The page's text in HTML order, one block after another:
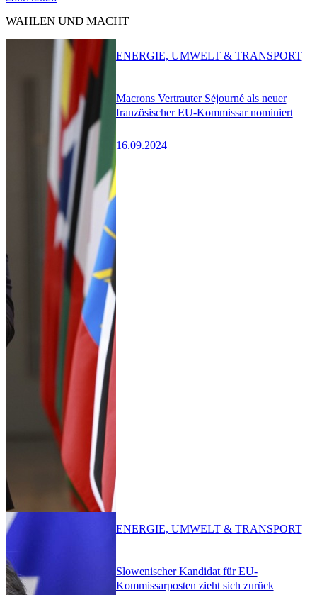
WAHLEN UND MACHT
Macrons Vertrauter Séjourné als neuer
französischer EU-Kommissar nominiert
16.09.2024
ENERGIE, UMWELT & TRANSPORT
Slowenischer Kandidat für EU-
Kommissarposten zieht sich zurück
ENERGIE, UMWELT & TRANSPORT